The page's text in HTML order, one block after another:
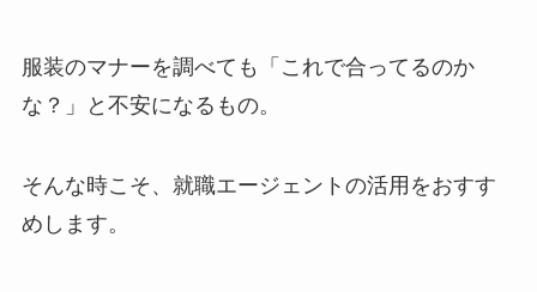
服装のマナーを調べても「これで合ってるのか
な？」と不安になるもの。
そんな時こそ、就職エージェントの活用をおすす
めします。